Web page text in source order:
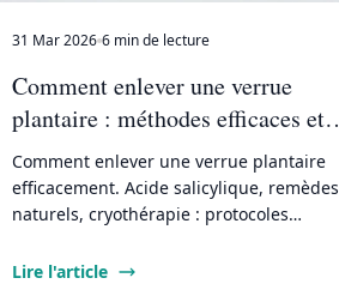
31 Mar 2026 6 min de lecture
Comment enlever une verrue
plantaire : méthodes efficaces et
rapides
Comment enlever une verrue plantaire
efficacement. Acide salicylique, remèdes
naturels, cryothérapie : protocoles
Lire l'article